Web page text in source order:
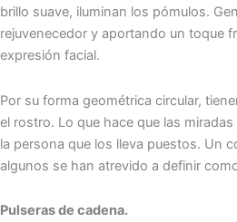
brillo suave, iluminan los pómulos.
rejuvenecedor y aportando un toque
expresión facial.
Por su forma geométrica circular,
el rostro. Lo que hace que las
la persona que los lleva puestos. Un
algunos se han atrevido a definir
Pulseras de cadena.